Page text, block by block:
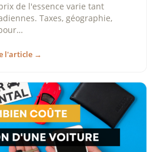
de l'essence varie tant
Taxes, géographie,
l'article →